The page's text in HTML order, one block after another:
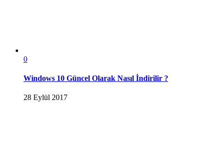
0
Windows 10 Güncel Olarak Nasıl İndirilir ?
28 Eylül 2017